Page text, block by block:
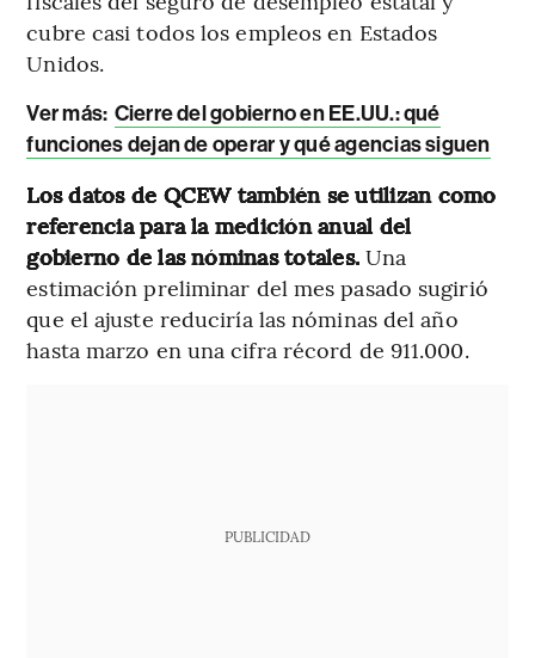
cubre casi todos los empleos en Estados
Unidos.
Ver más: Cierre del gobierno en EE.UU.: qué
funciones dejan de operar y qué agencias siguen
Los datos de QCEW también se utilizan como
referencia para la medición anual del
gobierno de las nóminas totales. Una
estimación preliminar del mes pasado sugirió
que el ajuste reduciría las nóminas del año
hasta marzo en una cifra récord de 911.000.
PUBLICIDAD